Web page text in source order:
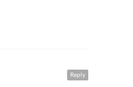
Reply